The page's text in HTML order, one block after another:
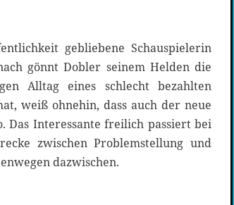
gebliebene Schauspielerin
gönnt Dobler seinem Helden die
Alltag eines schlecht bezahlten
weiß ohnehin, dass auch der neue
Das Interessante freilich passiert bei
zwischen Problemstellung und
dazwischen.